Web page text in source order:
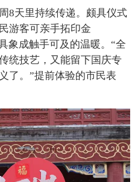
8天里持续传递。颇具仪式
游客可亲手拓印金
象成触手可及的温暖。“全
统技艺，又能留下国庆专
了。”提前体验的市民表